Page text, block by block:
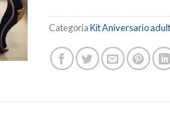
CategoriaKit Aniversario